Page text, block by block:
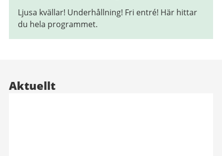
Ljusa kvällar! Underhållning! Fri entré! Här hittar
du hela programmet.
Aktuellt